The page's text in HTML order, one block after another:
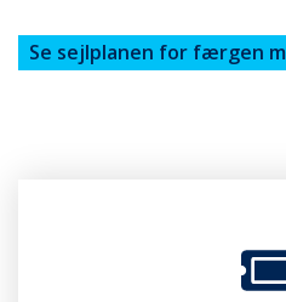
Se sejlplanen for færgen